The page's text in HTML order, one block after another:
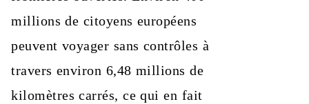
millions de citoyens européens
peuvent voyager sans contrôles à
travers environ 6,48 millions de
kilomètres carrés, ce qui en fait